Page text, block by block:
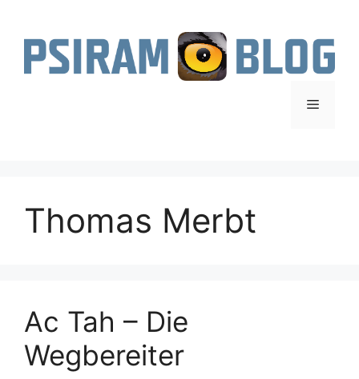
springen
Menü
Thomas Merbt
Ac Tah – Die
Wegbereiter